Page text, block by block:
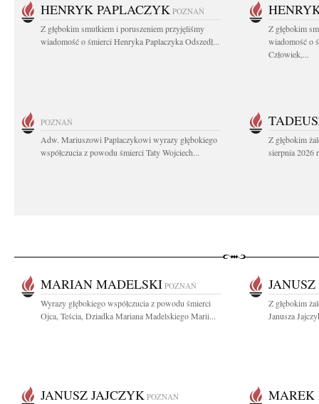
HENRYK PAPLACZYK POZNAŃ
Z głębokim smutkiem i poruszeniem przyjęliśmy
wiadomość o śmierci Henryka Paplaczyka Odszedł...
Z głębokim
wiadomość o
Człowiek,...
POZNAŃ
Adw. Mariuszowi Paplaczykowi wyrazy głębokiego
współczucia z powodu śmierci Taty Wojciech...
Z głębokim
sierpnia 2026
MARIAN MADELSKI POZNAŃ
Wyrazy głębokiego współczucia z powodu śmierci
Ojca, Teścia, Dziadka Mariana Madelskiego Marii...
Z głębokim
Janusza
JANUSZ JAJCZYK POZNAŃ MAREK